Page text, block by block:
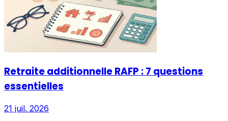
Retraite additionnelle RAFP : 7 questions
essentielles
21 juil. 2026